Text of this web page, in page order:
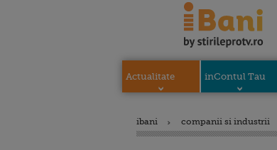
Actualitate inContul Tau
ibani companii si industrii